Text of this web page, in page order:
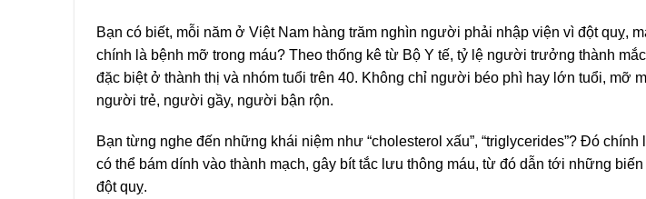
Bạn có biết, mỗi năm ở Việt Nam hàng trăm nghìn người phải nhập viện vì đột quỵ,
chính là bệnh mỡ trong máu? Theo thống kê từ Bộ Y tế, tỷ lệ người trưởng thành
đặc biệt ở thành thị và nhóm tuổi trên 40. Không chỉ người béo phì hay lớn tuổi, mỡ
người trẻ, người gầy, người bận rộn.
Bạn từng nghe đến những khái niệm như “cholesterol xấu”, “triglycerides”? Đó
có thể bám dính vào thành mạch, gây bít tắc lưu thông máu, từ đó dẫn tới những
đột quỵ.